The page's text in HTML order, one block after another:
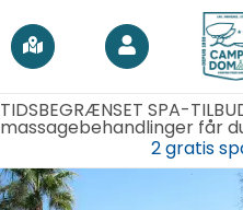
TIDSBEGRÆNSET SPA-
massagebehandlinger får
2 gratis